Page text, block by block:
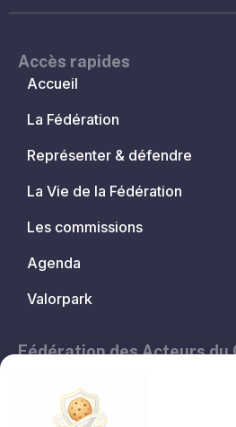
Accès rapides
Accueil
La Fédération
Représenter & défendre
La Vie de la Fédération
Les commissions
Agenda
Valorpark
Fédération des Acteurs du
11, avenue de l'Opéra - 75001